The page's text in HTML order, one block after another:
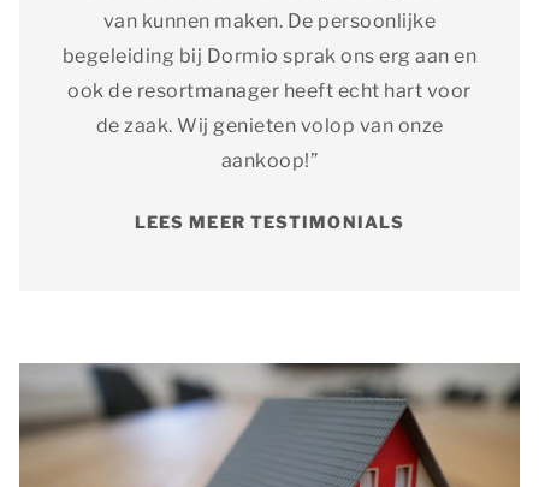
van kunnen maken. De persoonlijke
begeleiding bij Dormio sprak ons erg aan en
ook de resortmanager heeft echt hart voor
de zaak. Wij genieten volop van onze
aankoop!”
LEES MEER TESTIMONIALS